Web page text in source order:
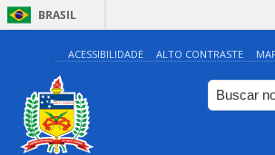
BRASIL
ACESSIBILIDADE ALTO CONTRASTE